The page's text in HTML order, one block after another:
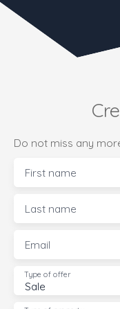
Do not miss any
First name
Last name
Email
Sale
Type of offer